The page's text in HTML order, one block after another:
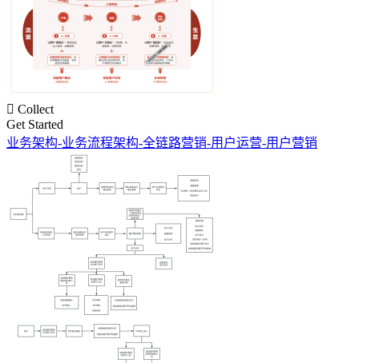
 Collect
Get Started
业务架构-业务流程架构-全链路营销-用户运营-用户营销